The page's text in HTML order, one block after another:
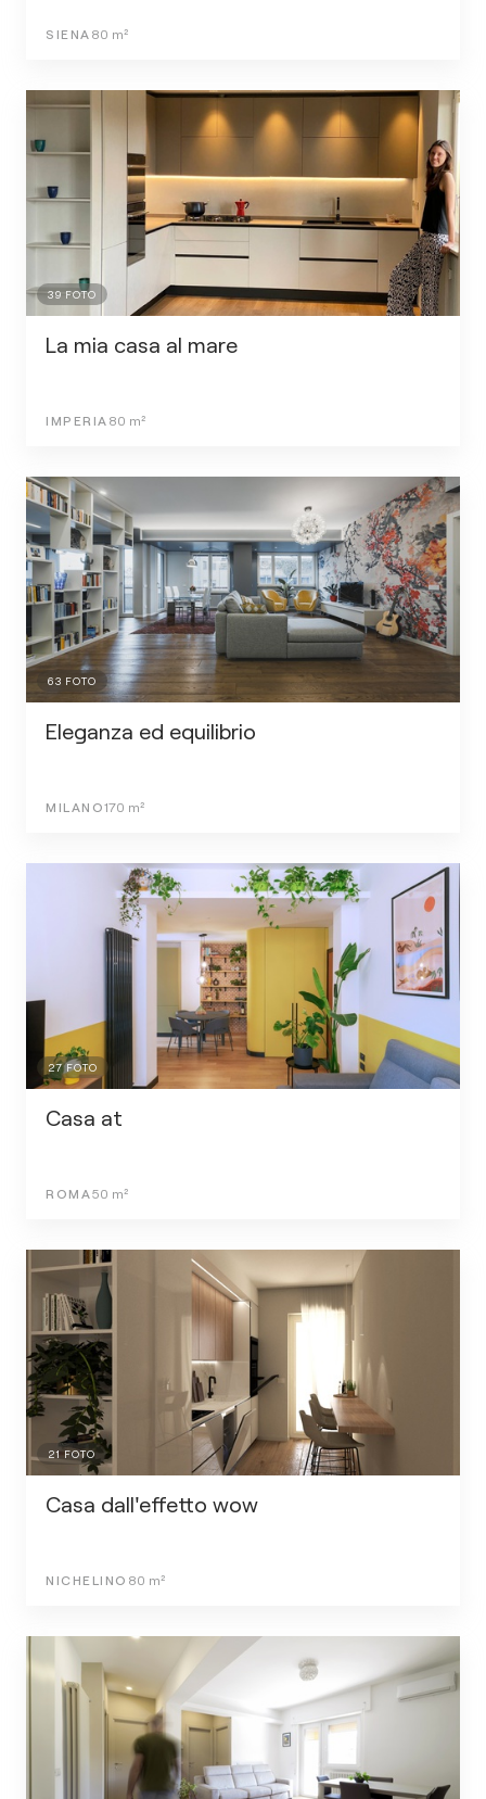
SIENA 80 m²
39 FOTO
La mia casa al mare
IMPERIA 80 m²
63 FOTO
Eleganza ed equilibrio
MILANO170 m²
27FOTO
Casa at
ROMA 50 m²
21FOTO
Casa dall'effetto wow
NICHELINO 80 m²